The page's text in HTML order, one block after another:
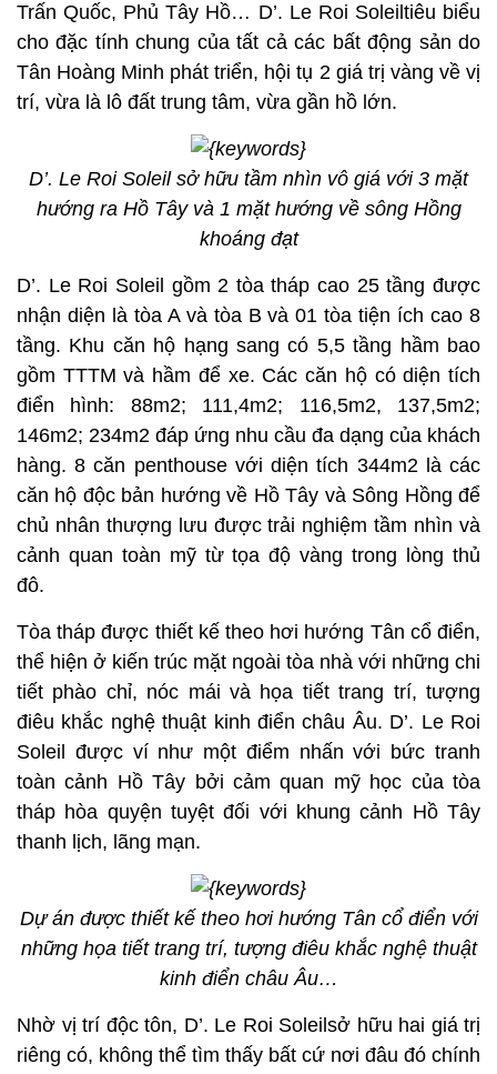
Trấn Quốc, Phủ Tây Hồ… D’. Le Roi Soleiltiêu biểu
cho đặc tính chung của tất cả các bất động sản do
Tân Hoàng Minh phát triển, hội tụ 2 giá trị vàng về vị
trí, vừa là lô đất trung tâm, vừa gần hồ lớn.
D’. Le Roi Soleil sở hữu tầm nhìn vô giá với 3 mặt
hướng ra Hồ Tây và 1 mặt hướng về sông Hồng
khoáng đạt
D’. Le Roi Soleil gồm 2 tòa tháp cao 25 tầng được
nhận diện là tòa A và tòa B và 01 tòa tiện ích cao 8
tầng. Khu căn hộ hạng sang có 5,5 tầng hầm bao
gồm TTTM và hầm để xe. Các căn hộ có diện tích
điển hình: 88m2; 111,4m2; 116,5m2, 137,5m2;
146m2; 234m2 đáp ứng nhu cầu đa dạng của khách
hàng. 8 căn penthouse với diện tích 344m2 là các
căn hộ độc bản hướng về Hồ Tây và Sông Hồng để
chủ nhân thượng lưu được trải nghiệm tầm nhìn và
cảnh quan toàn mỹ từ tọa độ vàng trong lòng thủ
đô.
Tòa tháp được thiết kế theo hơi hướng Tân cổ điển,
thể hiện ở kiến trúc mặt ngoài tòa nhà với những chi
tiết phào chỉ, nóc mái và họa tiết trang trí, tượng
điêu khắc nghệ thuật kinh điển châu Âu. D’. Le Roi
Soleil được ví như một điểm nhấn với bức tranh
toàn cảnh Hồ Tây bởi cảm quan mỹ học của tòa
tháp hòa quyện tuyệt đối với khung cảnh Hồ Tây
thanh lịch, lãng mạn.
Dự án được thiết kế theo hơi hướng Tân cổ điển với
những họa tiết trang trí, tượng điêu khắc nghệ thuật
kinh điển châu Âu…
Nhờ vị trí độc tôn, D’. Le Roi Soleilsở hữu hai giá trị
riêng có, không thể tìm thấy bất cứ nơi đâu đó chính